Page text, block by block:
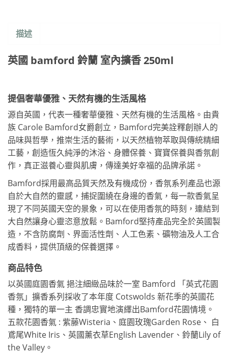
描述
英國 bamford 鈴蘭 室內擴香 250ml
提倡奢華優雅、天然有機的生活風格
源自英國，代表一種奢華優雅、天然有機的生活風格。由貴
族 Carole Bamford女爵創立，Bamford完美詮釋創辦人的
品味與哲學，推崇生活的藝術，以天然植物萃取與傳統精細
工藝，創造恆久純淨的沐浴、身體保養、寶寶保養與香氛創
作，真正滋養心靈與肌膚，傳達美好幸福的品牌承諾。
Bamford採用最高品質天然及有機成份，香氛系列產品也源
自於大自然的靈感，捕捉圍繞在身邊的香氣，每一款香氣呈
現了不同英國天空的景象，可以在使用香氛的時刻，連結到
大自然讓身心靈恣意放鬆。Bamford堅持產品完全於英國製
造，不含防腐劑、界面活性劑、人工色素、礦物油及人工合
成香料，提供頂級的保養選擇。
商品特色
以英國庭園香氣 挹注細緻品味於一室 Bamford 「英式花園
香氛」擴香系列採收了本年度 Cotswolds 新花季的英國花
種，獨特的單一主 香調忠實地演繹出Bamford花園情境。
五款花園香氣 : 紫藤Wisteria、庭園玫瑰Garden Rose、 白
鳶尾White Iris、英國薰衣草English Lavender、鈴蘭Lily of
the Valley。